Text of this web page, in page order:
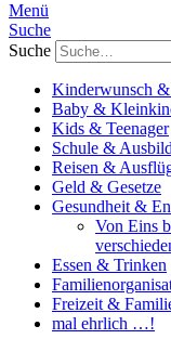
Menü
Suche
Suche
Kinderwunsch
Baby &
Kids & Teenager
Schule &
Reisen &
Geld & Gesetze
Gesundheit &
Von Eins
Essen & Trinken
Freizeit &
mal ehrlich …!